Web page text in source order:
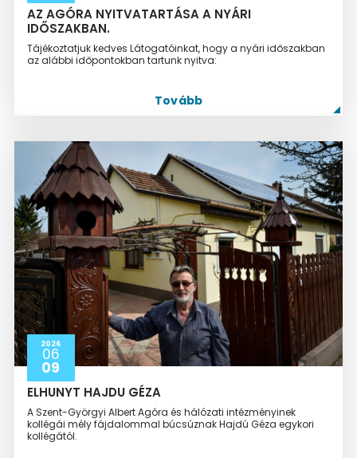
AZ AGÓRA NYITVATARTÁSA A NYÁRI
IDŐSZAKBAN.
Tájékoztatjuk kedves Látogatóinkat, hogy a nyári időszakban
az alábbi időpontokban tartunk nyitva:
Tovább
2026
06
09
ELHUNYT HAJDU GÉZA
A Szent-Györgyi Albert Agóra és hálózati intézményinek
kollégái mély fájdalommal búcsúznak Hajdú Géza egykori
kollégától.